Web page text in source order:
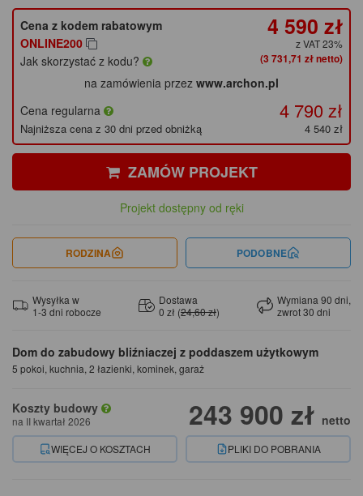
Dom do zabudowy bliźniaczej z poddaszem użytkowym
5 pokoi, kuchnia, 2 łazienki, kominek, garaż
Koszty budowy
na II kwartał 2026 243 900 zł netto
WIĘCEJ O KOSZTACH PLIKI DO POBRANIA
Cena z kodem rabatowym
ONLINE200
Jak skorzystać z kodu?
4 590 zł
z VAT 23%
(3 731,71 zł netto)
na zamówienia przez www.archon.pl
Cena regularna
4 790 zł
Najniższa cena z 30 dni przed obniżką 4 540 zł
ZAMÓW PROJEKT
Projekt dostępny od ręki
RODZINA PODOBNE
Wysyłka w
1-3 dni robocze
Dostawa
0 zł (24,60 zł)
Wymiana 90 dni,
zwrot 30 dni